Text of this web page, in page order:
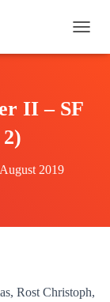
A
A
T
II – SF
2019
Rost Christoph,